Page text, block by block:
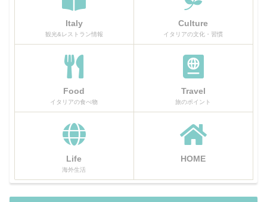
Italy
観光&レストラン情報
Culture
イタリアの文化・習慣
Food
イタリアの食べ物
Travel
旅のポイント
Life
海外生活
HOME